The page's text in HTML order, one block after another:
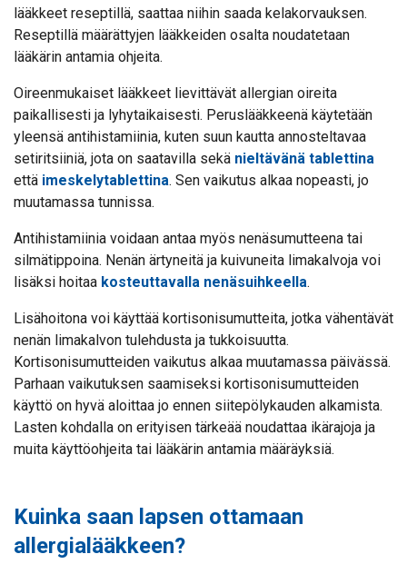
lääkkeet reseptillä, saattaa niihin saada kelakorvauksen.
Reseptillä määrättyjen lääkkeiden osalta noudatetaan
lääkärin antamia ohjeita.
Oireenmukaiset lääkkeet lievittävät allergian oireita
paikallisesti ja lyhytaikaisesti. Peruslääkkeenä käytetään
yleensä antihistamiinia, kuten suun kautta annosteltavaa
setiritsiiniä, jota on saatavilla sekä nieltävänä tablettina
että imeskelytablettina. Sen vaikutus alkaa nopeasti, jo
muutamassa tunnissa.
Antihistamiinia voidaan antaa myös nenäsumutteena tai
silmätippoina. Nenän ärtyneitä ja kuivuneita limakalvoja voi
lisäksi hoitaa kosteuttavalla nenäsuihkeella.
Lisähoitona voi käyttää kortisonisumutteita, jotka vähentävät
nenän limakalvon tulehdusta ja tukkoisuutta.
Kortisonisumutteiden vaikutus alkaa muutamassa päivässä.
Parhaan vaikutuksen saamiseksi kortisonisumutteiden
käyttö on hyvä aloittaa jo ennen siitepölykauden alkamista.
Lasten kohdalla on erityisen tärkeää noudattaa ikärajoja ja
muita käyttöohjeita tai lääkärin antamia määräyksiä.
Kuinka saan lapsen ottamaan
allergialääkkeen?